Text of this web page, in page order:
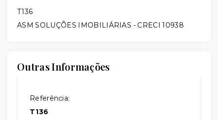
T136
ASM SOLUÇÕES IMOBILIÁRIAS - CRECI 10938
Outras Informações
Referência:
T136